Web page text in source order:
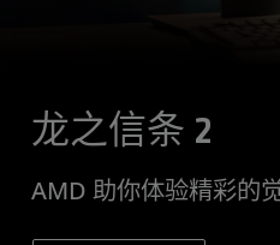
龙之信条 2
AMD 助你体验精彩的